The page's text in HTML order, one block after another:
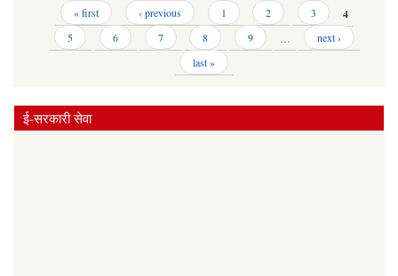
Pages « first ‹ previous 1 2 3 4
5 6 7 8 9 …
next ›
last »
ई-सरकारी सेवा